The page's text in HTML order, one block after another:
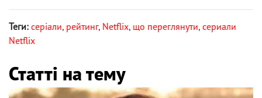
Теги: серіали, рейтинг, Netflix, що переглянути, сериали
Netflix
Статті на тему